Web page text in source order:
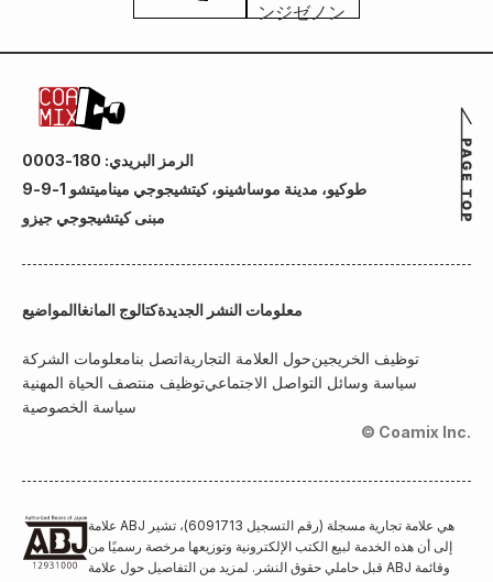
الرمز البريدي: 180-0003
طوكيو، مدينة موساشينو، كيتشيجوجي ميناميتشو 1-9-9
مبنى كيتشيجوجي جيزو
المواضيعكتالوج المانغامعلومات النشر الجديدة
معلومات الشركةاتصل بناحول العلامة التجاريةتوظيف الخريجين
توظيف منتصف الحياة المهنيةسياسة وسائل التواصل الاجتماعي
سياسة الخصوصية
© Coamix Inc.
علامة ABJ هي علامة تجارية مسجلة (رقم التسجيل 6091713)، تشير
إلى أن هذه الخدمة لبيع الكتب الإلكترونية وتوزيعها مرخصة رسميًا من
قبل حاملي حقوق النشر. لمزيد من التفاصيل حول علامة ABJ وقائمة